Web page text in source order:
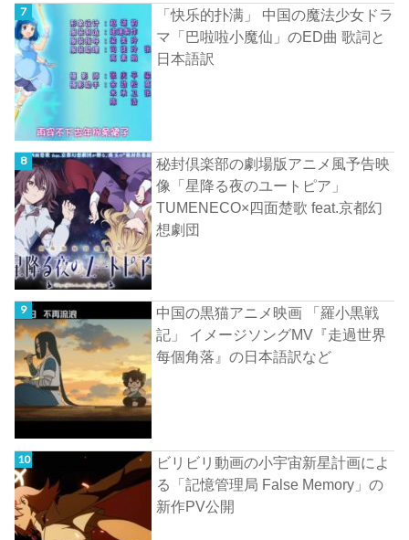
「快乐的扑满」 中国の魔法少女ドラ
マ「巴啦啦小魔仙」のED曲 歌詞と
日本語訳
秘封倶楽部の劇場版アニメ風予告映
像「星降る夜のユートピア」
TUMENECO×四面楚歌 feat.京都幻
想劇団
中国の黒猫アニメ映画 「羅小黒戦
記」 イメージソングMV『走過世界
每個角落』の日本語訳など
ビリビリ動画の小宇宙新星計画によ
る「記憶管理局 False Memory」の
新作PV公開